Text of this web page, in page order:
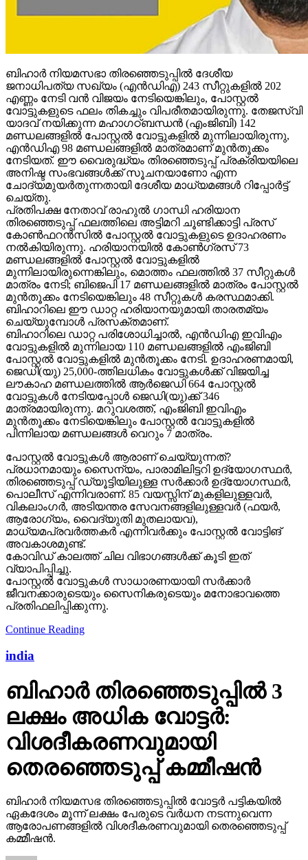
ബിഹാര്‍ നിയമസഭാ തിരഞ്ഞെടുപ്പില്‍ ദേശീയ
ജനാധിപത്യ സഖ്യം (എന്‍ഡിഎ) 243 സീറ്റുകളില്‍ 202
എണ്ണം നേടി വന്‍ വിജയം നേടിയെങ്കിലും, പോസ്റ്റല്‍
വോട്ടുകളുടെ ഫലം തികച്ചും വിപരീതമായിരുന്നു. തേജസ്വി
യാദവ് നയിക്കുന്ന മഹാഗഠ്ബന്ധന്‍ (എംജിബി) 142
മണ്ഡലങ്ങളില്‍ പോസ്റ്റല്‍ വോട്ടുകളില്‍ മുന്നിലായിരുന്നു,
എന്‍ഡിഎ 98 മണ്ഡലങ്ങളില്‍ മാത്രമാണ് മുന്‍തൂക്കം
നേടിയത്. ഈ വൈരുദ്ധ്യം തിരഞ്ഞെടുപ്പ് പ്രക്രിയയിലെ
അനിഷ്ട സംഭവങ്ങള്‍ക്ക് സൂചനയാണോ എന്ന
ചോദ്യമുയര്‍തുന്നതായി ദേശീയ മാധ്യമങ്ങള്‍ റിപ്പോര്‍ട്ട്
ചെയ്തു.
പ്രതിപക്ഷ നേതാവ് രാഹുല്‍ ഗാന്ധി ഹരിയാന
തിരഞ്ഞെടുപ്പ് ഫലത്തിലെ അട്ടിമറി ചൂണ്ടിക്കാട്ടി പ്രസ്
കോണ്‍ഫറന്‍സില്‍ പോസ്റ്റല്‍ വോട്ടുകളുടെ ഉദാഹരണം
നല്‍കിയിരുന്നു. ഹരിയാനയില്‍ കോണ്‍ഗ്രസ് 73
മണ്ഡലങ്ങളില്‍ പോസ്റ്റല്‍ വോട്ടുകളില്‍
മുന്നിലായിരുന്നെങ്കിലും, മൊത്തം ഫലത്തില്‍ 37 സീറ്റുകള്‍
മാത്രം നേടി; ബിജെപി 17 മണ്ഡലങ്ങളില്‍ മാത്രം പോസ്റ്റല്‍
മുന്‍തൂക്കം നേടിയെങ്കിലും 48 സീറ്റുകള്‍ കരസ്ഥമാക്കി.
ബിഹാറിലെ ഈ ഡാറ്റ ഹരിയാനയുമായി താരതമ്യം
ചെയ്യുമ്പോള്‍ പ്രസക്തമാണ്.
ബിഹാറിലെ ഡാറ്റ പരിശോധിച്ചാല്‍, എന്‍ഡിഎ ഇവിഎം
വോട്ടുകളില്‍ മുന്നിലായ 110 മണ്ഡലങ്ങളില്‍ എംജിബി
പോസ്റ്റല്‍ വോട്ടുകളില്‍ മുന്‍തൂക്കം നേടി. ഉദാഹരണമായി,
ജെഡി(യു) 25,000-ത്തിലധികം വോട്ടുകള്‍ക്ക് വിജയിച്ച
ലൗകാഹ മണ്ഡലത്തില്‍ ആര്‍ജെഡി 664 പോസ്റ്റല്‍
വോട്ടുകള്‍ നേടിയപ്പോള്‍ ജെഡി(യു)ക്ക് 346
മാത്രമായിരുന്നു. മറുവശത്ത്, എംജിബി ഇവിഎം
മുന്‍തൂക്കം നേടിയെങ്കിലും പോസ്റ്റല്‍ വോട്ടുകളില്‍
പിന്നിലായ മണ്ഡലങ്ങള്‍ വെറും 7 മാത്രം.
പോസ്റ്റല്‍ വോട്ടുകള്‍ ആരാണ് ചെയ്യുന്നത്?
പ്രധാനമായും സൈന്യം, പാരാമിലിട്ടറി ഉദ്യോഗസ്ഥര്‍,
തിരഞ്ഞെടുപ്പ് ഡ്യൂട്ടിയിലുള്ള സര്‍ക്കാര്‍ ഉദ്യോഗസ്ഥര്‍,
പൊലീസ് എന്നിവരാണ്. 85 വയസ്സിന് മുകളിലുള്ളവര്‍,
വികലാംഗര്‍, അടിയന്തര സേവനങ്ങളിലുള്ളവര്‍ (ഫയര്‍,
ആരോഗ്യം, വൈദ്യുതി മുതലായവ),
മാധ്യമപ്രവര്‍ത്തകര്‍ എന്നിവര്‍ക്കും പോസ്റ്റല്‍ വോട്ടിങ്
അവകാശമുണ്ട്.
കോവിഡ് കാലത്ത് ചില വിഭാഗങ്ങള്‍ക്ക് കൂടി ഇത്
വ്യാപിപ്പിച്ചു.
പോസ്റ്റല്‍ വോട്ടുകള്‍ സാധാരണയായി സര്‍ക്കാര്‍
ജീവനക്കാരുടെയും സൈനികരുടെയും മനോഭാവത്തെ
പ്രതിഫലിപ്പിക്കുന്നു.
Continue Reading
india
ബിഹാര്‍ തിരഞ്ഞെടുപ്പില്‍ 3
ലക്ഷം അധിക വോട്ടര്‍:
വിശദീകരണവുമായി
തെരഞ്ഞെടുപ്പ് കമ്മീഷന്‍
ബിഹാര്‍ നിയമസഭ തിരഞ്ഞെടുപ്പില്‍ വോട്ടര്‍ പട്ടികയില്‍
ഏകദേശം മൂന്ന് ലക്ഷം പേരുടെ വര്‍ധന നടന്നുവെന്ന
ആരോപണങ്ങളില്‍ വിശദീകരണവുമായി തെരഞ്ഞെടുപ്പ്
കമ്മീഷന്‍.